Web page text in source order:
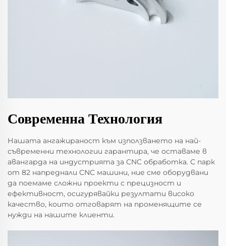
Современна Технология
Нашата ангажираност към използването на най-
съвременни технологии гарантира, че оставаме в
авангарда на индустрията за CNC обработка. С парк
от 82 напреднали CNC машини, ние сме оборудвани
да поемаме сложни проекти с прецизност и
ефективност, осигурявайки резултати високо
качество, които отговарят на променящите се
нужди на нашите клиенти.